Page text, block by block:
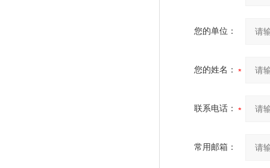
您的单位：
您的姓名：
联系电话：
常用邮箱：